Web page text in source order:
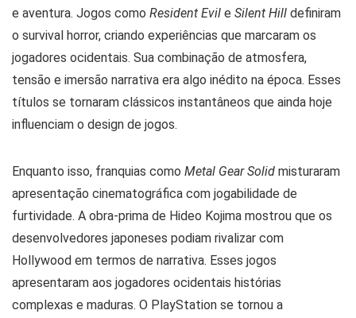
e aventura. Jogos como Resident Evil e Silent Hill definiram
o survival horror, criando experiências que marcaram os
jogadores ocidentais. Sua combinação de atmosfera,
tensão e imersão narrativa era algo inédito na época. Esses
títulos se tornaram clássicos instantâneos que ainda hoje
influenciam o design de jogos.
Enquanto isso, franquias como Metal Gear Solid misturaram
apresentação cinematográfica com jogabilidade de
furtividade. A obra-prima de Hideo Kojima mostrou que os
desenvolvedores japoneses podiam rivalizar com
Hollywood em termos de narrativa. Esses jogos
apresentaram aos jogadores ocidentais histórias
complexas e maduras. O PlayStation se tornou a